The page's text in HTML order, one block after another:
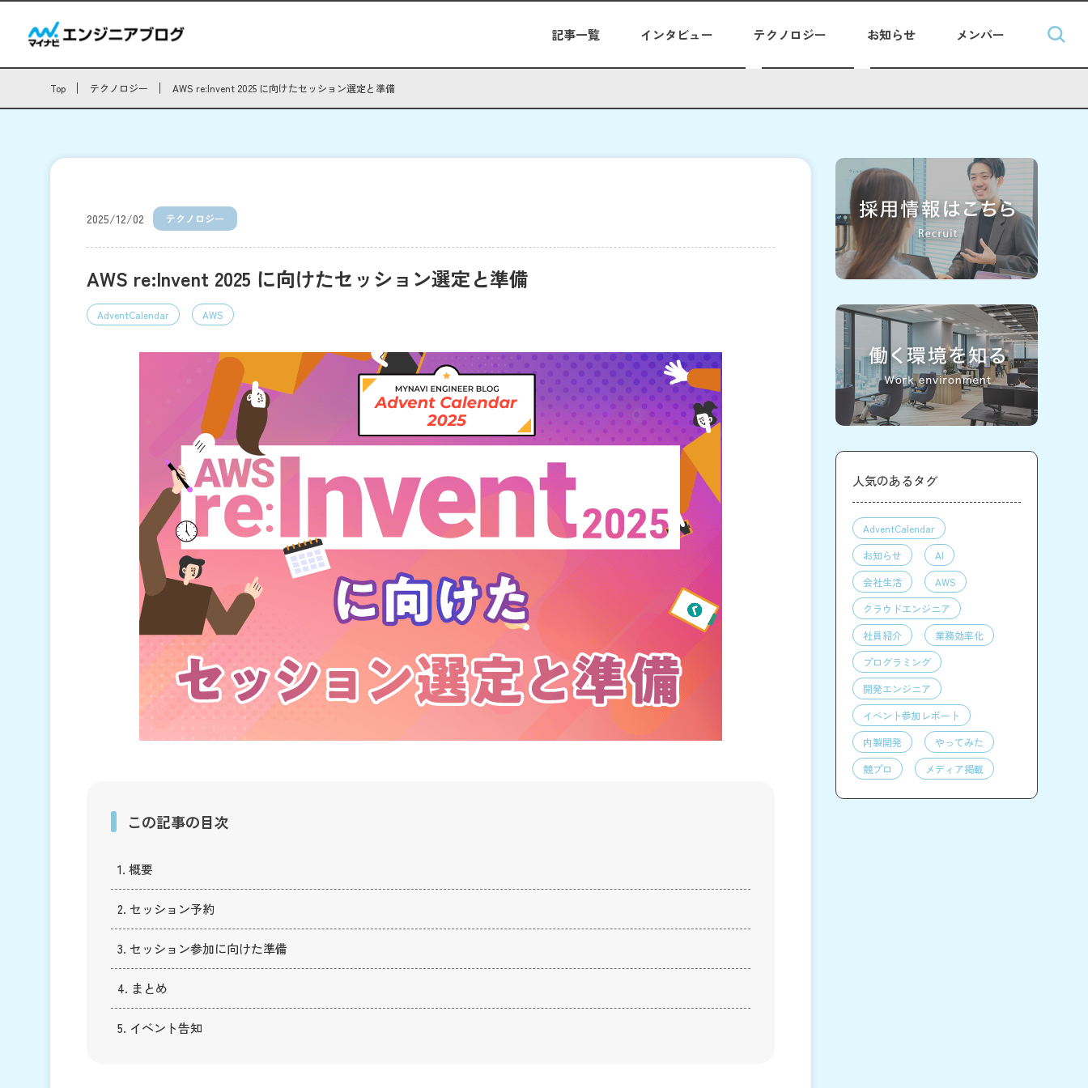
記事一覧 インタビュー テクノロジー お知らせ メンバー
Top テクノロジー AWS re:Invent 2025 に向けたセッション選定と準備
2025/12/02 テクノロジー
AWS re:Invent 2025 に向けたセッション選定と準備
AdventCalendar AWS
この記事の目次
1. 概要
2. セッション予約
3. セッション参加に向けた準備
4. まとめ
5. イベント告知
人気のあるタグ
AdventCalendar
お知らせ
AI
会社生活
AWS
クラウドエンジニア
社員紹介
業務効率化
プログラミング
開発エンジニア
イベント参加レポート
内製開発
やってみた
競プロ
メディア掲載